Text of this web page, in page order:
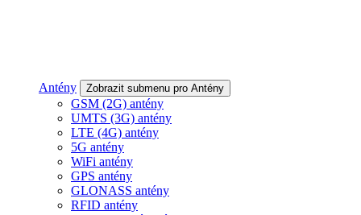
Antény Zobrazit submenu pro Antény
GSM (2G) antény
UMTS (3G) antény
LTE (4G) antény
5G antény
WiFi antény
GPS antény
GLONASS antény
RFID antény